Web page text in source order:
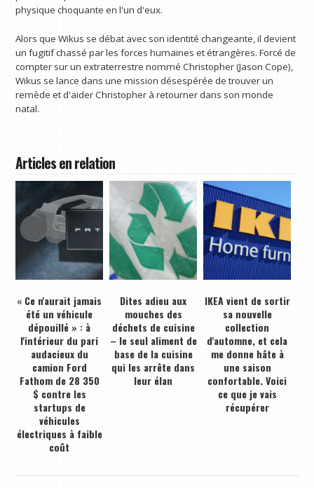
physique choquante en l'un d'eux.
Alors que Wikus se débat avec son identité changeante, il devient
un fugitif chassé par les forces humaines et étrangères. Forcé de
compter sur un extraterrestre nommé Christopher (Jason Cope),
Wikus se lance dans une mission désespérée de trouver un
remède et d'aider Christopher à retourner dans son monde
natal.
Articles en relation
« Ce n'aurait jamais
été un véhicule
dépouillé » : à
l'intérieur du pari
audacieux du
camion Ford
Fathom de 28 350
$ contre les
startups de
véhicules
électriques à faible
coût
Dites adieu aux
mouches des
déchets de cuisine
– le seul aliment de
base de la cuisine
qui les arrête dans
leur élan
IKEA vient de sortir
sa nouvelle
collection
d'automne, et cela
me donne hâte à
une saison
confortable. Voici
ce que je vais
récupérer